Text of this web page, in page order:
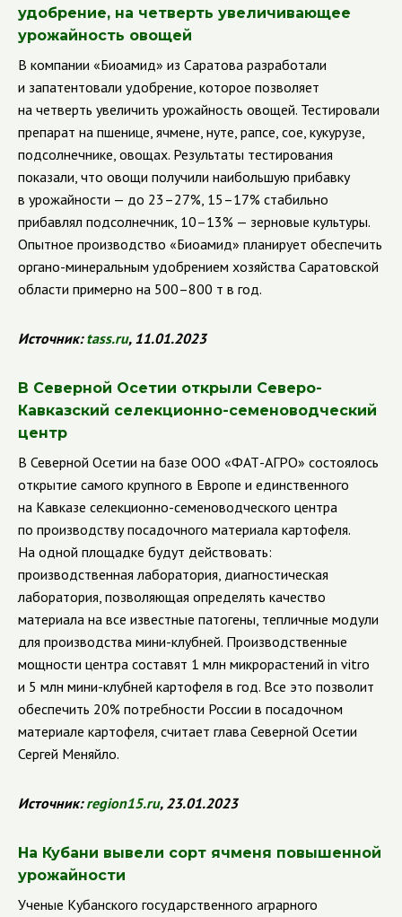
удобрение, на четверть увеличивающее
урожайность овощей
В компании «Биоамид» из Саратова разработали
и запатентовали удобрение, которое позволяет
на четверть увеличить урожайность овощей. Тестировали
препарат на пшенице, ячмене, нуте, рапсе, сое, кукурузе,
подсолнечнике, овощах. Результаты тестирования
показали, что овощи получили наибольшую прибавку
в урожайности — до 23–27%, 15–17% стабильно
прибавлял подсолнечник, 10–13% — зерновые культуры.
Опытное производство «Биоамид» планирует обеспечить
органо-минеральным удобрением хозяйства Саратовской
области примерно на 500–800 т в год.
Источник:tass.ru,11.01.2023
В Северной Осетии открыли Северо-
Кавказский селекционно-семеноводческий
центр
В Северной Осетии на базе ООО «ФАТ-АГРО» состоялось
открытие самого крупного в Европе и единственного
на Кавказе селекционно-семеноводческого центра
по производству посадочного материала картофеля.
На одной площадке будут действовать:
производственная лаборатория, диагностическая
лаборатория, позволяющая определять качество
материала на все известные патогены, тепличные модули
для производства мини-клубней. Производственные
мощности центра составят 1 млн микрорастений in vitro
и 5 млн мини-клубней картофеля в год. Все это позволит
обеспечить 20% потребности России в посадочном
материале картофеля, считает глава Северной Осетии
Сергей Меняйло.
Источник:region15.ru, 23.01.2023
На Кубани вывели сорт ячменя повышенной
урожайности
Ученые Кубанского государственного аграрного